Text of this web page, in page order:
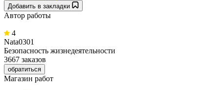
Добавить в закладки
Автор работы
4
Nata0301
Безопасность жизнедеятельности
3667 заказов
обратиться
Магазин работ